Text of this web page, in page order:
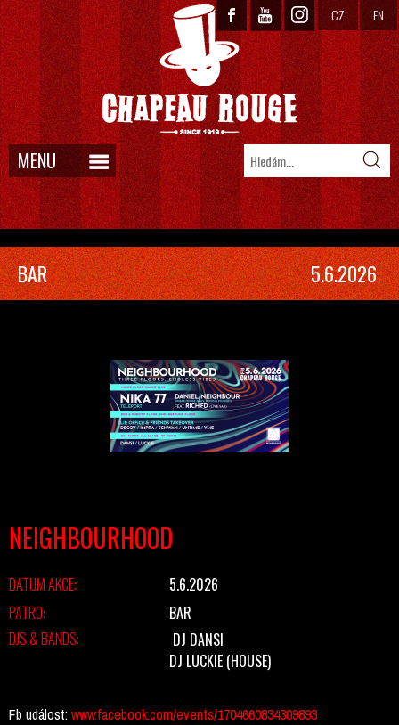
CZ EN
MENU
BAR 5.6.2026
NEIGHBOURHOOD
DATUM AKCE:
5.6.2026
PATRO:
BAR
DJS & BANDS:
DJ DANSI
DJ LUCKIE (HOUSE)
Fb událost:www.facebook.com/events/1704660834309893